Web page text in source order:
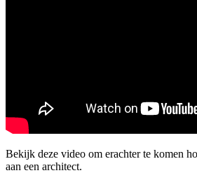
Bekijk deze video om erachter te komen
aan een architect.